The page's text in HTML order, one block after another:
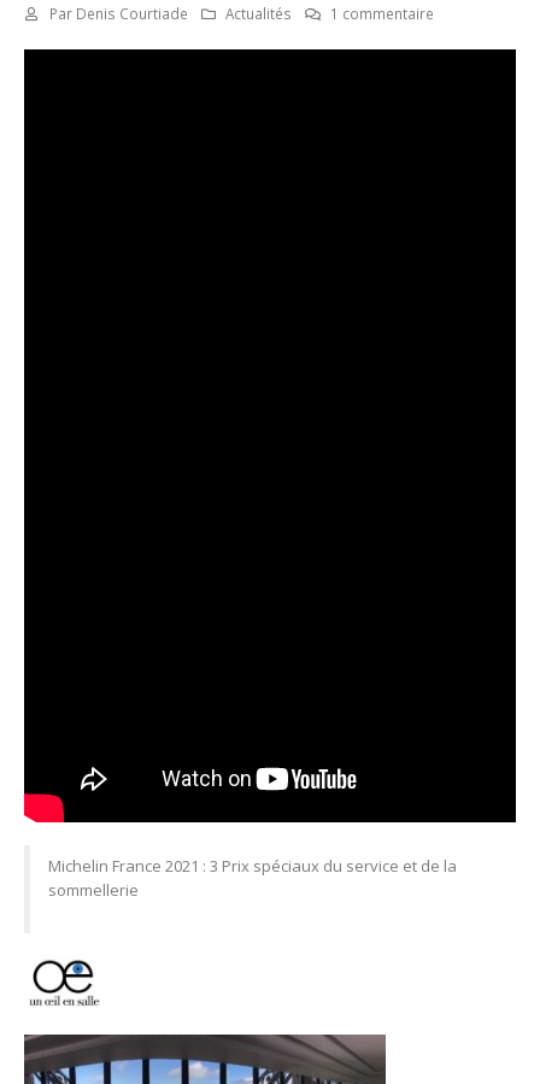
Par Denis Courtiade Actualités 1 commentaire
Michelin France 2021 : 3 Prix spéciaux du service et de la
sommellerie